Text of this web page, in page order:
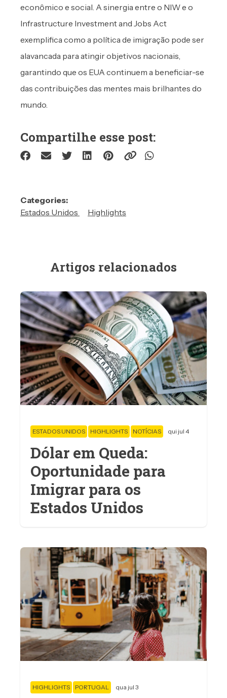
econômico e social. A sinergia entre o NIW e o
Infrastructure Investment and Jobs Act
exemplifica como a política de imigração pode ser
alavancada para atingir objetivos nacionais,
garantindo que os EUA continuem a beneficiar-se
das contribuições das mentes mais brilhantes do
mundo.
Compartilhe esse post:
Categories:
Estados Unidos
Highlights
Artigos relacionados
ESTADOS UNIDOS HIGHLIGHTS NOTÍCIAS qui jul 4
Dólar em Queda:
Oportunidade para
Imigrar para os
Estados Unidos
HIGHLIGHTS PORTUGAL qua jul 3